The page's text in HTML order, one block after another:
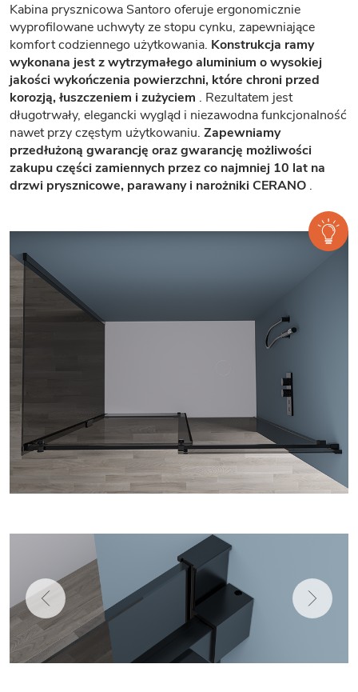
Kabina prysznicowa Santoro oferuje ergonomicznie
wyprofilowane uchwyty ze stopu cynku, zapewniające
komfort codziennego użytkowania. Konstrukcja ramy
wykonana jest z wytrzymałego aluminium o wysokiej
jakości wykończenia powierzchni, które chroni przed
korozją, łuszczeniem i zużyciem . Rezultatem jest
długotrwały, elegancki wygląd i niezawodna funkcjonalność
nawet przy częstym użytkowaniu. Zapewniamy
przedłużoną gwarancję oraz gwarancję możliwości
zakupu części zamiennych przez co najmniej 10 lat na
drzwi prysznicowe, parawany i narożniki CERANO .